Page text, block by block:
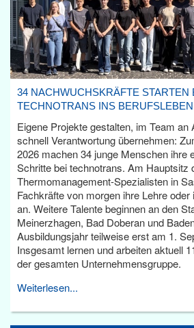
34 NACHWUCHSKRÄFTE STARTEN
TECHNOTRANS INS BERUFSLEBEN
Eigene Projekte gestalten, im Team an
schnell Verantwortung übernehmen:
2026 machen 34 junge Menschen ihre
Schritte bei technotrans. Am Hauptsitz
Thermomanagement-Spezialisten in
Fachkräfte von morgen ihre Lehre
an. Weitere Talente beginnen an den
Meinerzhagen, Bad Doberan und
Ausbildungsjahr teilweise erst am 1.
Insgesamt lernen und arbeiten aktuell
der gesamten Unternehmensgruppe.
Weiterlesen...